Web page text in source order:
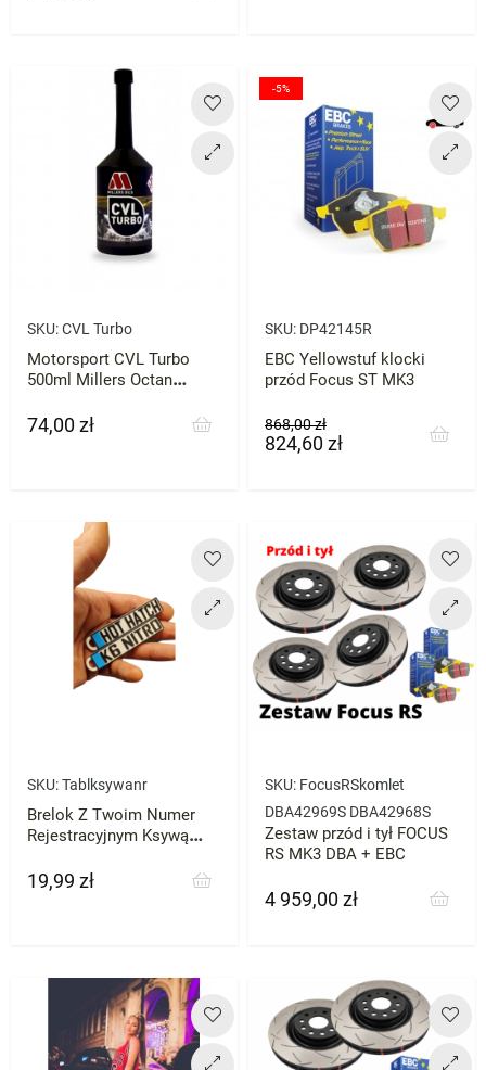
SKU:CVL Turbo
Motorsport CVL Turbo
500ml Millers Octan
Cena
74,00 zł
SKU: DP42145R
EBC Yellowstuf klocki
przód Focus ST MK3
Cena
podstawowa
868,00 złCena
824,60 zł
-5%
SKU:Tablksywanr
Brelok Z Twoim Numer
Rejestracyjnym Ksywą
Cena
19,99 zł
SKU: FocusRSkomlet
DBA42969S DBA42968S
Zestaw przód i tył FOCUS
RS MK3 DBA + EBC
Cena
4 959,00 zł